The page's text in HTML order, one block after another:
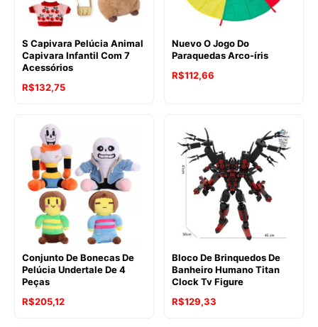
S Capivara Pelúcia Animal
Capivara Infantil Com 7
Acessórios
R$132,75
Nuevo O Jogo Do
Paraquedas Arco-íris
R$112,66
Conjunto De Bonecas De
Pelúcia Undertale De 4
Peças
R$205,12
Bloco De Brinquedos De
Banheiro Humano Titan
Clock Tv Figure
R$129,33